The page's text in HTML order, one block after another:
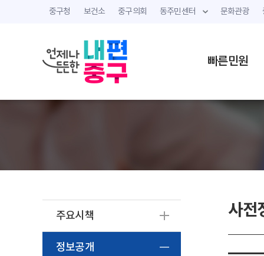
중구청 보건소 중구의회 동주민센터 문화관광
빠른민원
주요시책
정보공개
사전